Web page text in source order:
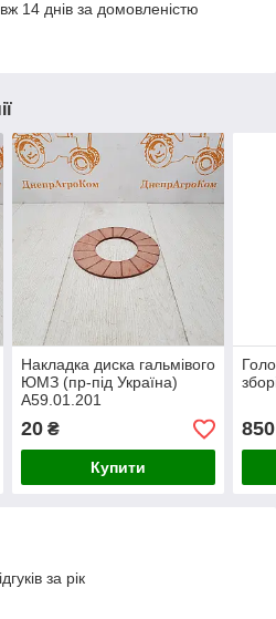
14 днів за домовленістю
Накладка диска гальмівого
ЮМЗ (пр-під Україна)
А59.01.201
20₴
Купити
850
за рік